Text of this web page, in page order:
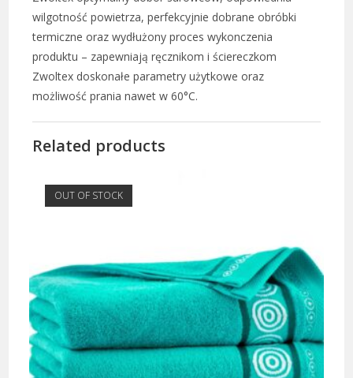
wilgotność powietrza, perfekcyjnie dobrane obróbki
termiczne oraz wydłużony proces wykonczenia
produktu – zapewniają ręcznikom i ściereczkom
Zwoltex doskonałe parametry użytkowe oraz
możliwość prania nawet w 60°C.
Related products
OUT OF STOCK